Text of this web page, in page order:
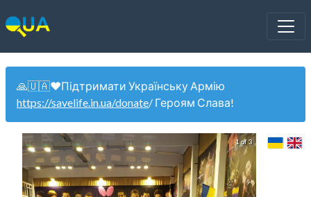
🙏🇺🇦❤️Підтримати Українську Армію
https://savelife.in.ua/donate/ Героям Слава!
1 of 3